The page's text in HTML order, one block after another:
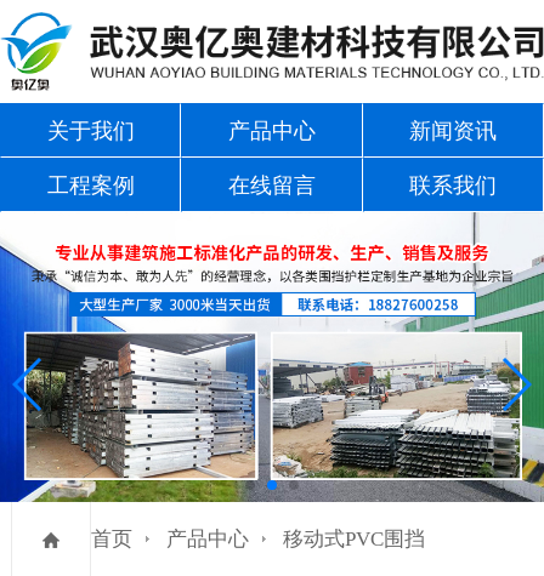
关于我们 产品中心 新闻资讯
工程案例 在线留言 联系我们
首页 产品中心 移动式PVC围挡